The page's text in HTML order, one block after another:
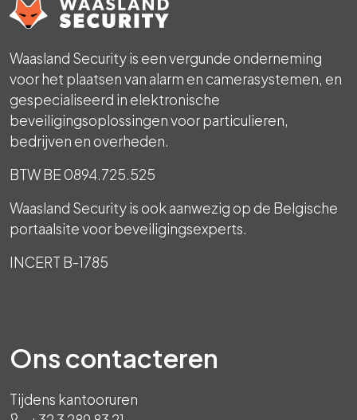
Waasland Security is een vergunde onderneming
voor het plaatsen van alarm en camerasystemen, en
gespecialiseerd in elektronische
beveiligingsoplossingen voor particulieren,
bedrijven en overheden.
BTW BE 0894.725.525
Waasland Security is ook aanwezig op de Belgische
portaalsite voor beveiligingsexperts.
INCERT B-1785
Ons contacteren
Tijdens kantooruren